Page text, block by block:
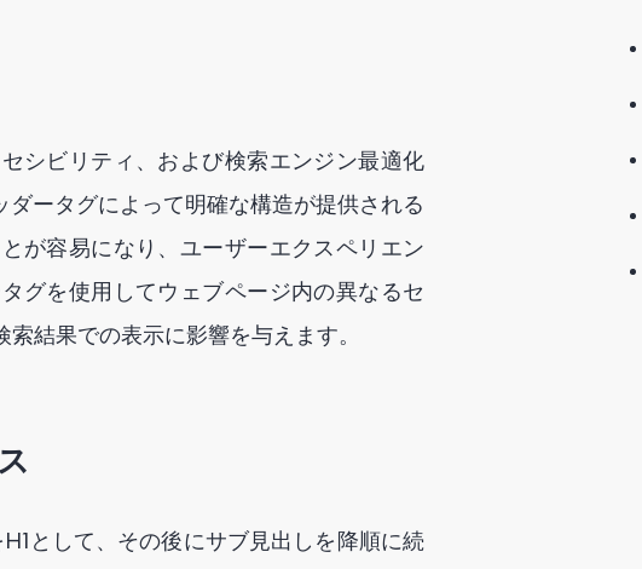
シビリティ、および検索エンジン最適化
ダータグによって明確な構造が提供される
が容易になり、ユーザーエクスペリエン
グを使用してウェブページ内の異なるセ
結果での表示に影響を与えます。
として、その後にサブ見出しを降順に続